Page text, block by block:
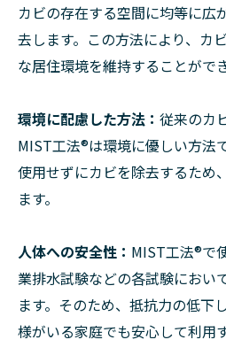
カビの存在する空間に均等に広
去します。この方法により、カ
な居住環境を維持することがで
環境に配慮した方法： 従来のカ
MIST工法®は環境に優しい方法
使用せずにカビを除去するため
ます。
人体への安全性： MIST工法®で
業排水試験などの各試験におい
ます。そのため、抵抗力の低下
様がいる家庭でも安心して利用